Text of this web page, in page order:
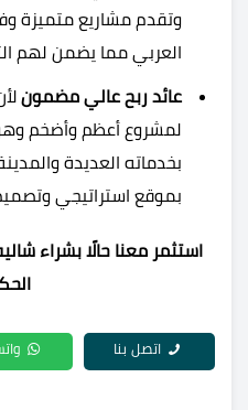
وتقدم مشاريع متميزة
العربي مما يضمن لهم
عائد ربح عالي مضمون
لمشروع أعظم وأضخم
بخدماته العديدة
بموقع استراتيجي
استثمر معنا حالًا بشراء
اتصل بنا